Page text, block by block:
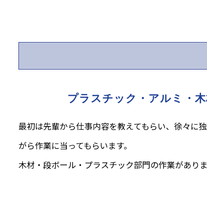
プラスチック・アルミ・木
最初は先輩から仕事内容を教えてもらい、徐々に
がら作業に当ってもらいます。
木材・段ボール・プラスチック部門の作業があり